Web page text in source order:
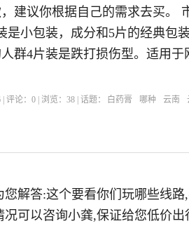
建议你根据自己的需求去买。
是小包装，成分和5片的经典包
群4片装是跌打损伤型。适用于
| 评论：0 | 浏览：38 | 话题： 白药膏 哪种 云南
解答:这个要看你们玩哪些线路
可以咨询小龚,保证给您低价出